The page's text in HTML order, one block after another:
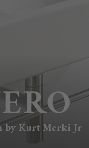
by Kurt Merki Jr.